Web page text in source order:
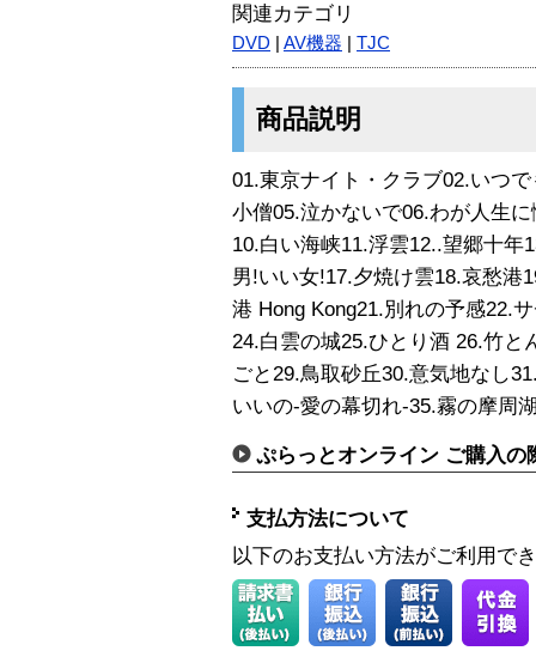
関連カテゴリ
DVD AV機器 TJC
商品説明
01.東京ナイト・クラブ02.いつ
小僧05.泣かないで06.わが人生
10.白い海峡11.浮雲12..望郷十年
男!いい女!17.夕焼け雲18.哀愁港
港 Hong Kong21.別れの予感22.
24.白雲の城25.ひとり酒 26.竹と
ごと29.鳥取砂丘30.意気地なし
いいの-愛の幕切れ-35.霧の摩周
ぷらっとオンライン ご購入の
支払方法について
以下のお支払い方法がご利用で